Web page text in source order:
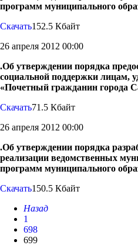
программ муниципального
Скачать152.5 Кбайт
26 апреля 2012 00:00
.Об утверждении порядка
социальной поддержки лицам,
«Почетный гражданин города
Скачать71.5 Кбайт
26 апреля 2012 00:00
.Об утверждении порядка
реализации ведомственных
программ муниципального
Скачать150.5 Кбайт
Назад
1
698
699